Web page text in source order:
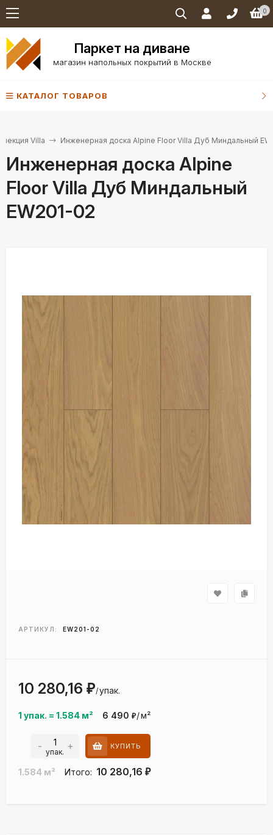
0
Паркет на диване
магазин напольных покрытий в Москве
КАТАЛОГ ТОВАРОВ
Villa Инженерная доска Alpine Floor Villa Дуб Миндальный
Инженерная доска Alpine
Floor Villa Дуб Миндальный
EW201-02
АРТИКУЛ: EW201-02
1 упак. = 1.584 м² 6 490 ₽/м²
10 280,16 ₽/упак.
- упак. + КУПИТЬ
1.584 м² Итого: 10 280,16 ₽